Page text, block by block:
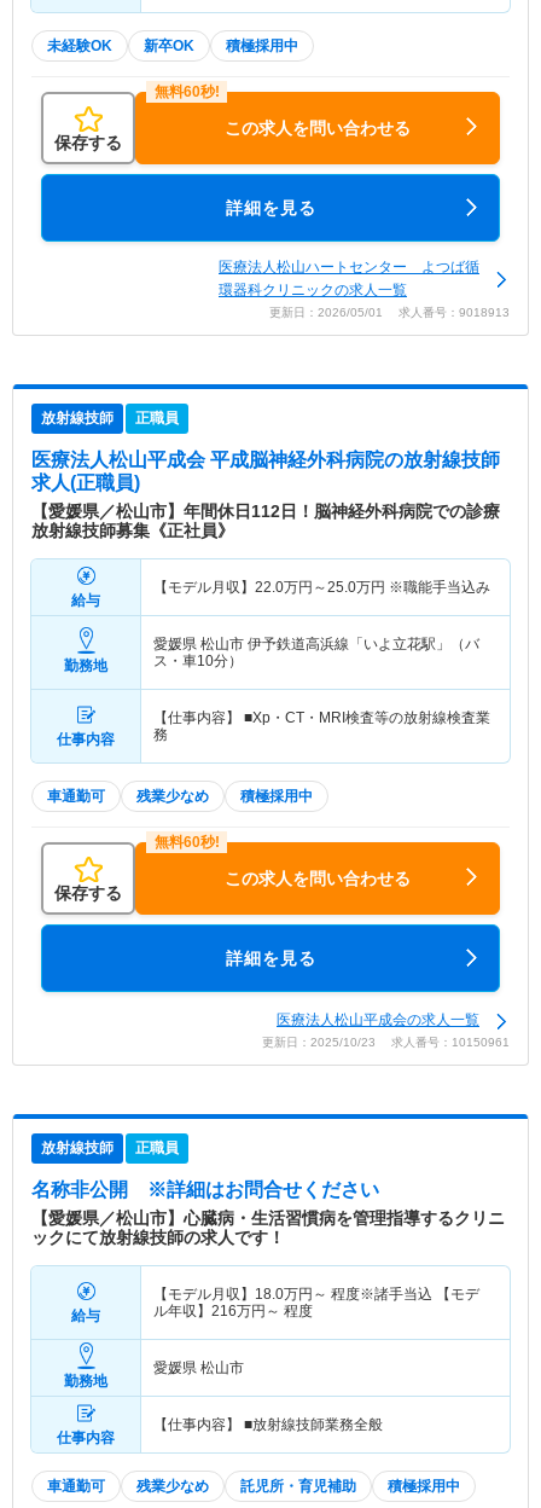
未経験OK 新卒OK 積極採用中
保存する
この求人を問い合わせる
詳細を見る
医療法人松山ハートセンター よつば循
環器科クリニックの求人一覧
更新日：2026/05/01 求人番号：9018913
放射線技師 正職員
医療法人松山平成会 平成脳神経外科病院の放射線技師
求人(正職員)
【愛媛県／松山市】年間休日112日！脳神経外科病院での診療
放射線技師募集《正社員》
給与
【モデル月収】 22.0万円～25.0万円 ※職能手当込み
勤務地
愛媛県 松山市 伊予鉄道高浜線「いよ立花駅」（バ
ス・車10分）
仕事内容
【仕事内容】 ■Xp・CT・MRI検査等の放射線検査業
務
車通勤可 残業少なめ 積極採用中
保存する
この求人を問い合わせる
詳細を見る
医療法人松山平成会の求人一覧
更新日：2025/10/23 求人番号：10150961
放射線技師 正職員
名称非公開 ※詳細はお問合せください
【愛媛県／松山市】心臓病・生活習慣病を管理指導するクリニ
ックにて放射線技師の求人です！
給与
【モデル月収】 18.0万円～ 程度※諸手当込 【モデ
ル年収】 216万円～ 程度
勤務地
愛媛県 松山市
仕事内容
【仕事内容】 ■放射線技師業務全般
車通勤可 残業少なめ 託児所・育児補助 積極採用中